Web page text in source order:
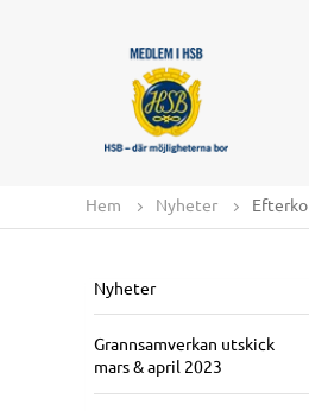
Hem Nyheter
Nyheter
Grannsamverkan utskick
mars & april 2023